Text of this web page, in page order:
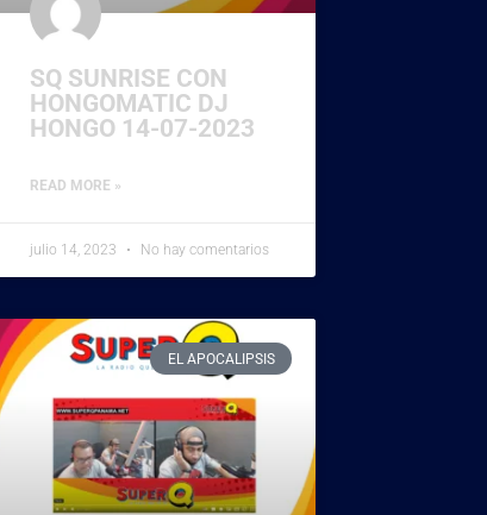
SQ SUNRISE CON
HONGOMATIC DJ
HONGO 14-07-2023
READ MORE »
julio 14, 2023 No hay comentarios
EL APOCALIPSIS